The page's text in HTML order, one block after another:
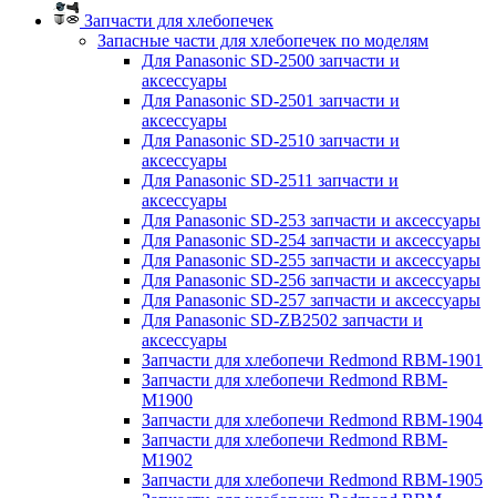
Запчасти для хлебопечек
Запасные части для хлебопечек по моделям
Для Panasonic SD-2500 запчасти и
аксессуары
Для Panasonic SD-2501 запчасти и
аксессуары
Для Panasonic SD-2510 запчасти и
аксессуары
Для Panasonic SD-2511 запчасти и
аксессуары
Для Panasonic SD-253 запчасти и аксессуары
Для Panasonic SD-254 запчасти и аксессуары
Для Panasonic SD-255 запчасти и аксессуары
Для Panasonic SD-256 запчасти и аксессуары
Для Panasonic SD-257 запчасти и аксессуары
Для Panasonic SD-ZB2502 запчасти и
аксессуары
Запчасти для хлебопечи Redmond RBM-1901
Запчасти для хлебопечи Redmond RBM-
M1900
Запчасти для хлебопечи Redmond RBM-1904
Запчасти для хлебопечи Redmond RBM-
M1902
Запчасти для хлебопечи Redmond RBM-1905